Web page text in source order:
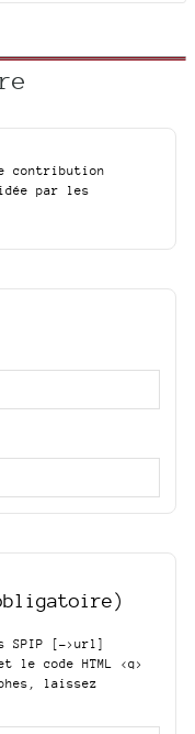
contribution
par les
SPIP
[->url]
le code HTML <q>
laissez